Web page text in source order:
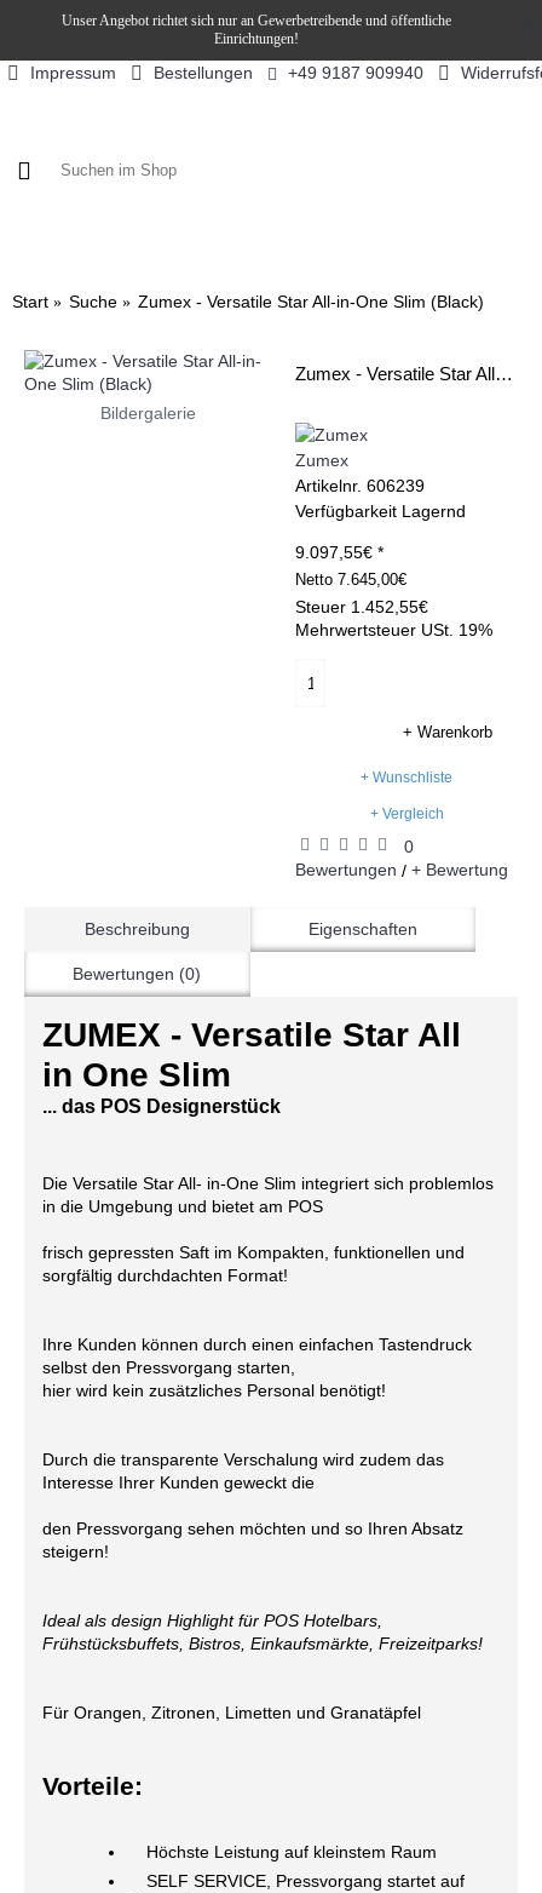
Unser Angebot richtet sich nur an Gewerbetreibende und öffentliche
Einrichtungen!
Impressum Bestellungen +49 9187 909940
Start Suche Zumex - Versatile Star All-in-One Slim (Black)
Bildergalerie
Zumex - Versatile Star All-in-One Slim (Black)
Zumex
Artikelnr. 606239
Verfügbarkeit Lagernd
9.097,55€ *
Netto 7.645,00€
Steuer 1.452,55€
Mehrwertsteuer USt. 19%
+ Warenkorb
+ Wunschliste
+ Vergleich
0
Bewertungen / + Bewertung
Beschreibung Eigenschaften
Bewertungen (0)
ZUMEX - Versatile Star All
in One Slim
... das POS Designerstück
Die Versatile Star All- in-One Slim integriert sich problemlos
in die Umgebung und bietet am POS
frisch gepressten Saft im Kompakten, funktionellen und
sorgfältig durchdachten Format!
Ihre Kunden können durch einen einfachen Tastendruck
selbst den Pressvorgang starten,
hier wird kein zusätzliches Personal benötigt!
Durch die transparente Verschalung wird zudem das
Interesse Ihrer Kunden geweckt die
den Pressvorgang sehen möchten und so Ihren Absatz
steigern!
Ideal als design Highlight für POS Hotelbars,
Frühstücksbuffets, Bistros, Einkaufsmärkte, Freizeitparks!
Für Orangen, Zitronen, Limetten und Granatäpfel
Vorteile:
Höchste Leistung auf kleinstem Raum
SELF SERVICE, Pressvorgang startet auf